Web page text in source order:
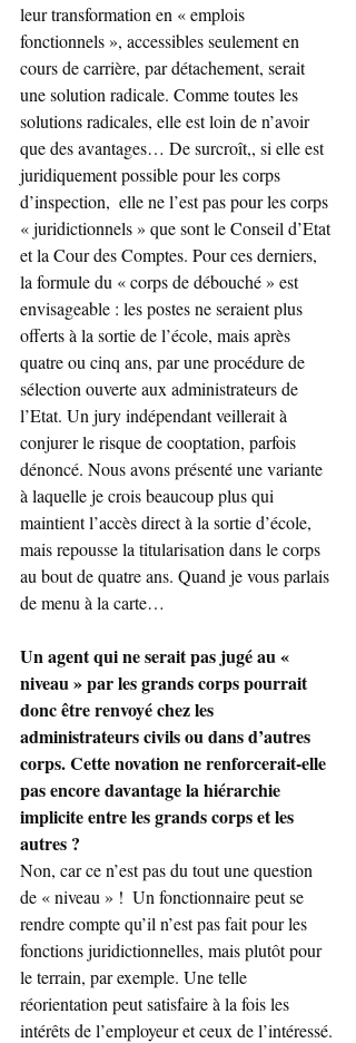
leur transformation en « emplois
fonctionnels », accessibles seulement en
cours de carrière, par détachement, serait
une solution radicale. Comme toutes les
solutions radicales, elle est loin de n’avoir
que des avantages… De surcroît,, si elle est
juridiquement possible pour les corps
d’inspection,  elle ne l’est pas pour les corps
« juridictionnels » que sont le Conseil d’Etat
et la Cour des Comptes. Pour ces derniers,
la formule du « corps de débouché » est
envisageable : les postes ne seraient plus
offerts à la sortie de l’école, mais après
quatre ou cinq ans, par une procédure de
sélection ouverte aux administrateurs de
l’Etat. Un jury indépendant veillerait à
conjurer le risque de cooptation, parfois
dénoncé. Nous avons présenté une variante
à laquelle je crois beaucoup plus qui
maintient l’accès direct à la sortie d’école,
mais repousse la titularisation dans le corps
au bout de quatre ans. Quand je vous parlais
de menu à la carte…
Un agent qui ne serait pas jugé au «
niveau » par les grands corps pourrait
donc être renvoyé chez les
administrateurs civils ou dans d’autres
corps. Cette novation ne renforcerait-elle
pas encore davantage la hiérarchie
implicite entre les grands corps et les
autres ?
Non, car ce n’est pas du tout une question
de « niveau » !  Un fonctionnaire peut se
rendre compte qu’il n’est pas fait pour les
fonctions juridictionnelles, mais plutôt pour
le terrain, par exemple. Une telle
réorientation peut satisfaire à la fois les
intérêts de l’employeur et ceux de l’intéressé.